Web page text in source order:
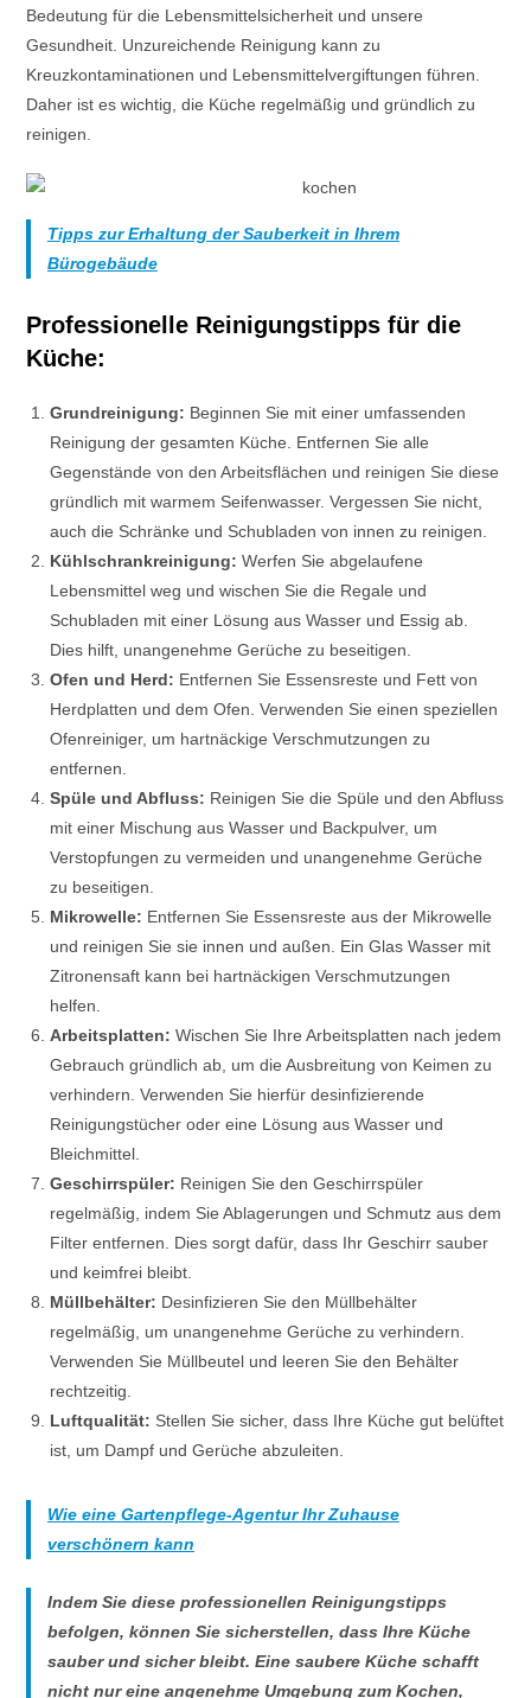
Bedeutung für die Lebensmittelsicherheit und unsere
Gesundheit. Unzureichende Reinigung kann zu
Kreuzkontaminationen und Lebensmittelvergiftungen führen.
Daher ist es wichtig, die Küche regelmäßig und gründlich zu
reinigen.
Tipps zur Erhaltung der Sauberkeit in Ihrem
Bürogebäude
Professionelle Reinigungstipps für die
Küche:
Grundreinigung: Beginnen Sie mit einer umfassenden
Reinigung der gesamten Küche. Entfernen Sie alle
Gegenstände von den Arbeitsflächen und reinigen Sie diese
gründlich mit warmem Seifenwasser. Vergessen Sie nicht,
auch die Schränke und Schubladen von innen zu reinigen.
Kühlschrankreinigung: Werfen Sie abgelaufene
Lebensmittel weg und wischen Sie die Regale und
Schubladen mit einer Lösung aus Wasser und Essig ab.
Dies hilft, unangenehme Gerüche zu beseitigen.
Ofen und Herd: Entfernen Sie Essensreste und Fett von
Herdplatten und dem Ofen. Verwenden Sie einen speziellen
Ofenreiniger, um hartnäckige Verschmutzungen zu
entfernen.
Spüle und Abfluss: Reinigen Sie die Spüle und den Abfluss
mit einer Mischung aus Wasser und Backpulver, um
Verstopfungen zu vermeiden und unangenehme Gerüche
zu beseitigen.
Mikrowelle: Entfernen Sie Essensreste aus der Mikrowelle
und reinigen Sie sie innen und außen. Ein Glas Wasser mit
Zitronensaft kann bei hartnäckigen Verschmutzungen
helfen.
Arbeitsplatten: Wischen Sie Ihre Arbeitsplatten nach jedem
Gebrauch gründlich ab, um die Ausbreitung von Keimen zu
verhindern. Verwenden Sie hierfür desinfizierende
Reinigungstücher oder eine Lösung aus Wasser und
Bleichmittel.
Geschirrspüler: Reinigen Sie den Geschirrspüler
regelmäßig, indem Sie Ablagerungen und Schmutz aus dem
Filter entfernen. Dies sorgt dafür, dass Ihr Geschirr sauber
und keimfrei bleibt.
Müllbehälter: Desinfizieren Sie den Müllbehälter
regelmäßig, um unangenehme Gerüche zu verhindern.
Verwenden Sie Müllbeutel und leeren Sie den Behälter
rechtzeitig.
Luftqualität: Stellen Sie sicher, dass Ihre Küche gut belüftet
ist, um Dampf und Gerüche abzuleiten.
Wie eine Gartenpflege-Agentur Ihr Zuhause
verschönern kann
Indem Sie diese professionellen Reinigungstipps
befolgen, können Sie sicherstellen, dass Ihre Küche
sauber und sicher bleibt. Eine saubere Küche schafft
nicht nur eine angenehme Umgebung zum Kochen,